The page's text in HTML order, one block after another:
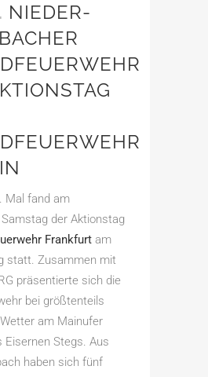
NIEDER-
Mal fand am
der Aktionstag
Frankfurt am
statt. Zusammen mit
präsentierte sich die
bei größtenteils
am Mainufer
Eisernen Stegs. Aus
haben sich fünf